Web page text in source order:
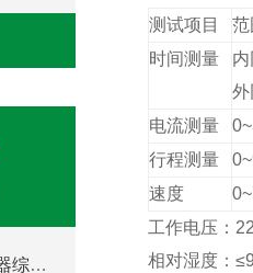
内置超温、过流保护，变压器综合参数测试仪兼顾安全与效率，助力电力现场作业
测试项目
范
时间测量
外
电流测量
行程测量
速度
工作电压
相对湿度